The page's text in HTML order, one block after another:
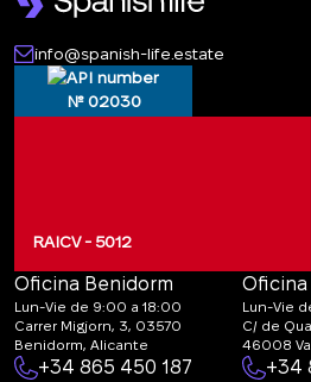
info@spanish-life.estate
№ 02030
RAICV - 5012
Oficina Benidorm
Lun-Vie de 9:00 a 18:00
Carrer Migjorn, 3, 03570
Benidorm, Alicante
+34 865 450 187
Oficina
Lun-Vie
C/ de
46008
+34